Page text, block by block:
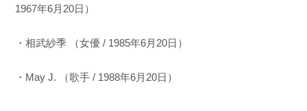
1967年6月20日）
・相武紗季 （女優 / 1985年6月20日）
・May J. （歌手 / 1988年6月20日）